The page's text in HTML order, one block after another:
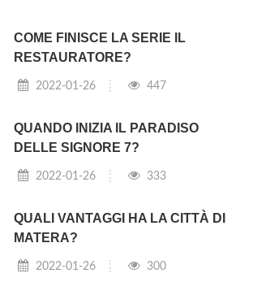
COME FINISCE LA SERIE IL
RESTAURATORE?
2022-01-26 447
QUANDO INIZIA IL PARADISO
DELLE SIGNORE 7?
2022-01-26 333
QUALI VANTAGGI HA LA CITTÀ DI
MATERA?
2022-01-26 300